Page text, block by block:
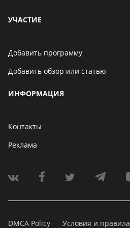
06 мая 2021
УЧАСТИЕ
Добавить программу
Добавить обзор или статью
ИНФОРМАЦИЯ
Контакты
Реклама
DMCA Policy Условия и правила